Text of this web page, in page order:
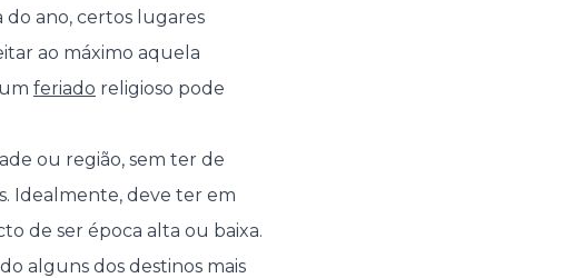
do ano, certos lugares
ao máximo aquela
feriado religioso pode
ou região, sem ter de
Idealmente, deve ter em
de ser época alta ou baixa.
alguns dos destinos mais